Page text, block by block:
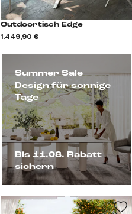
Summer Sale
Design für sonnige
Tage
Bis 11.08. Rabatt
sichern
Outdoortisch Edge
1.449,90 €